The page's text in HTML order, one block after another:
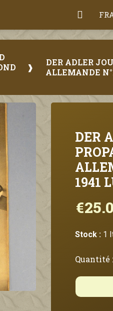
DER ADLER
ALLEMANDE
DER
1941
Stock : 1
Quantité :